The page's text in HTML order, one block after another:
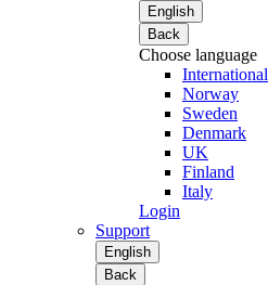
English
Back
Choose language
International
Norway
Sweden
Denmark
UK
Finland
Italy
Login
Support
English
Back